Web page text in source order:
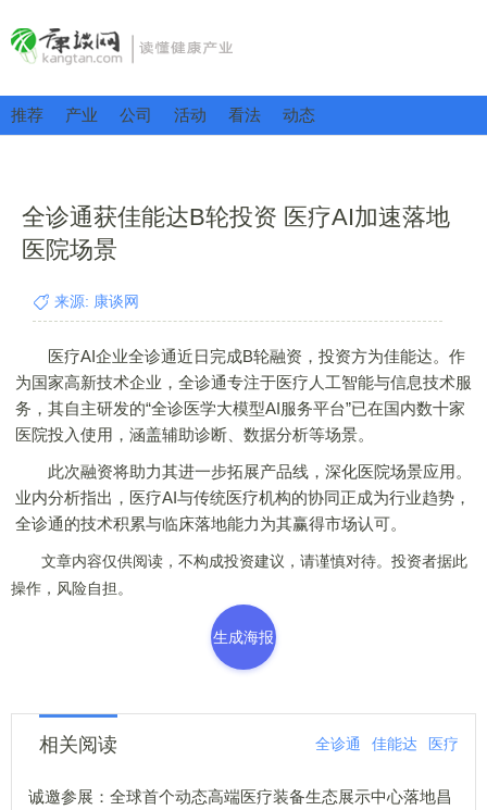
推荐 产业 公司 活动 看法 动态
全诊通获佳能达B轮投资 医疗AI加速落地
医院场景
来源: 康谈网
医疗AI企业全诊通近日完成B轮融资，投资方为佳能达。作
为国家高新技术企业，全诊通专注于医疗人工智能与信息技术服
务，其自主研发的“全诊医学大模型AI服务平台”已在国内数十家
医院投入使用，涵盖辅助诊断、数据分析等场景。
此次融资将助力其进一步拓展产品线，深化医院场景应用。
业内分析指出，医疗AI与传统医疗机构的协同正成为行业趋势，
全诊通的技术积累与临床落地能力为其赢得市场认可。
文章内容仅供阅读，不构成投资建议，请谨慎对待。投资者据此
操作，风险自担。
生成海报
相关阅读 全诊通 佳能达 医疗
诚邀参展：全球首个动态高端医疗装备生态展示中心落地昌